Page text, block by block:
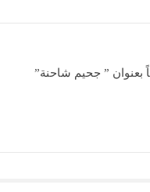
بعنوان ” جحيم شاحنة”